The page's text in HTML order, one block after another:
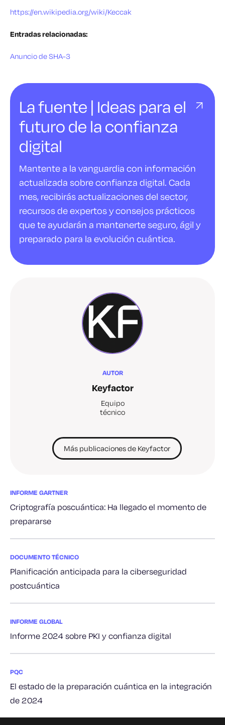
https://en.wikipedia.org/wiki/Keccak
Entradas relacionadas:
Anuncio de SHA-3
La fuente | Ideas para el
futuro de la confianza
digital
Mantente a la vanguardia con información
actualizada sobre confianza digital. Cada
mes, recibirás actualizaciones del sector,
recursos de expertos y consejos prácticos
que te ayudarán a mantenerte seguro, ágil y
preparado para la evolución cuántica.
AUTOR
Keyfactor
Equipo
técnico
Más publicaciones de Keyfactor
INFORME GARTNER
Criptografía poscuántica: Ha llegado el momento de
prepararse
DOCUMENTO TÉCNICO
Planificación anticipada para la ciberseguridad
postcuántica
INFORME GLOBAL
Informe 2024 sobre PKI y confianza digital
PQC
El estado de la preparación cuántica en la integración
de 2024